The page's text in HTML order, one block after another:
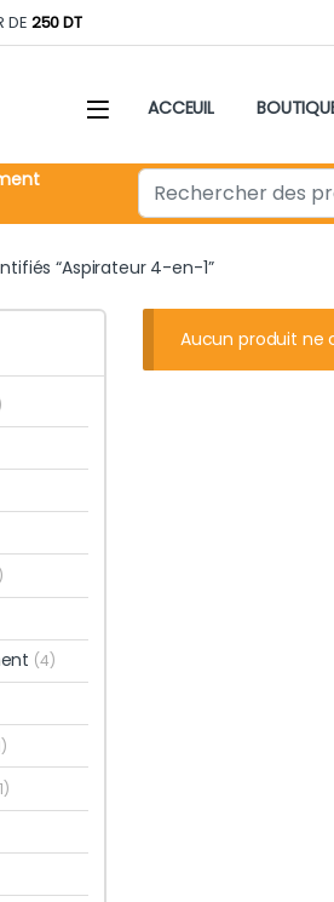
DE 250 DT
ACCEUIL
Search for:
“Aspirateur 4-en-1”
Aucun produit ne
(4)